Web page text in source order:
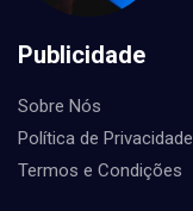
Publicidade
Sobre Nós
Política de Privacidade
Termos e Condições